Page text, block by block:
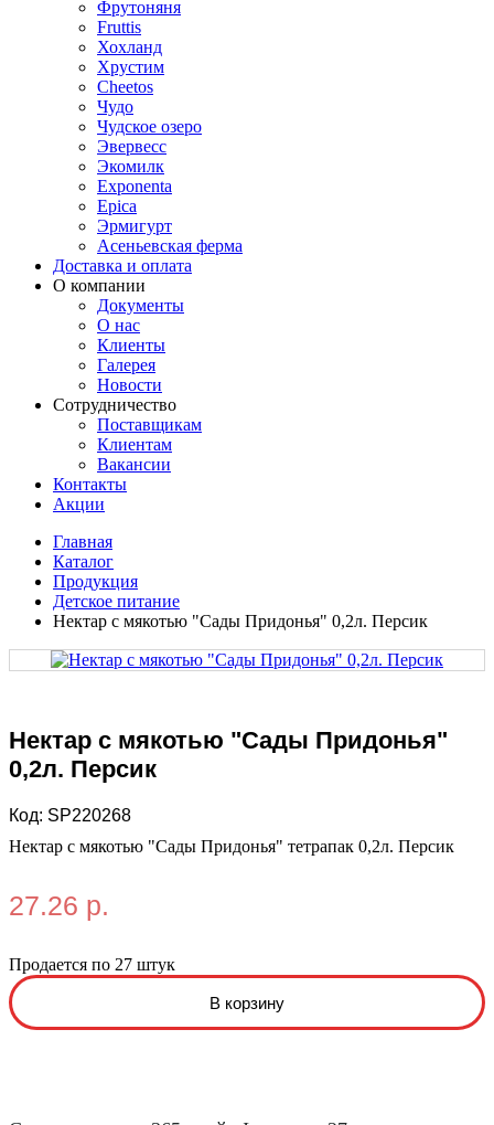
Фрутоняня
Fruttis
Хохланд
Хрустим
Cheetos
Чудо
Чудское озеро
Эвервесс
Экомилк
Exponenta
Epica
Эрмигурт
Асеньевская ферма
Доставка и оплата
О компании
Документы
О нас
Клиенты
Галерея
Новости
Сотрудничество
Поставщикам
Клиентам
Вакансии
Контакты
Акции
Главная
Каталог
Продукция
Детское питание
Нектар с мякотью "Сады Придонья" 0,2л. Персик
Нектар с мякотью "Сады Придонья"
0,2л. Персик
Код: SP220268
Нектар с мякотью "Сады Придонья" тетрапак 0,2л. Персик
27.26 р.
Продается по 27 штук